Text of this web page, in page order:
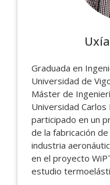
Graduada en
Universidad de
Máster de
Universidad
participado en un
de la fabricación
industria
en el proyecto
estudio